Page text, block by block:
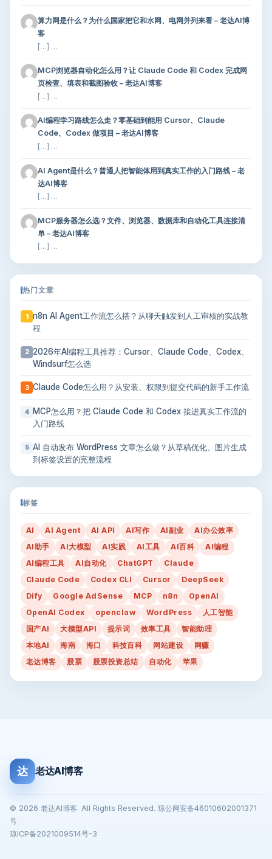
算力网是什么？为什么国家把它和水网、电网并列来看 – 老达AI博
客
[…] …
MCP浏览器自动化怎么用？让 Claude Code 和 Codex 完成网
页检查、填表和截图验收 – 老达AI博客
[…] …
AI编程学习路线怎么走？零基础到能用 Cursor、Claude
Code、Codex 做项目 – 老达AI博客
[…] …
AI Agent是什么？普通人把智能体用到真实工作的入门路线 – 老
达AI博客
[…] …
MCP服务器怎么选？文件、浏览器、数据库和自动化工具连接清
单 – 老达AI博客
[…] …
热门文章
1 n8n AI Agent工作流怎么搭？从聊天触发到人工审核的实战教
程
2 2026年AI编程工具推荐：Cursor、Claude Code、Codex、
Windsurf怎么选
3 Claude Code怎么用？从安装、权限到提交代码的新手工作流
4
MCP怎么用？把 Claude Code 和 Codex 接进真实工作流的
入门路线
5 AI 自动发布 WordPress 文章怎么做？从草稿优化、图片生成
到标签设置的完整流程
标签
AI AI Agent AI API AI写作 AI副业
AI办公效率
AI助手
AI大模型 AI实践 AI工具 AI百科
AI编程
AI编程工具
AI自动化 ChatGPT
Claude
Claude Code
Codex CLI Cursor
DeepSeek
Dify
Google AdSense MCP n8n
OpenAI
OpenAI Codex
openclaw WordPress
人工智能
国产AI
大模型API 提示词 效率工具
智能助理
本地AI
海南 海口 科技百科 网站建设
网赚
老达博客
股票 股票投资总结 自动化 苹果
达 老达AI博客
© 2026 老达AI博客. All Rights Reserved. 琼公网安备46010602001371
号
琼ICP备2021009514号-3